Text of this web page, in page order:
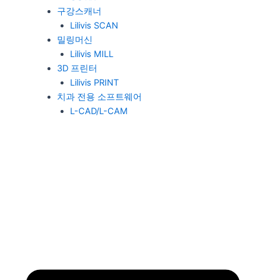
구강스캐너
Lilivis SCAN
밀링머신
Lilivis MILL
3D 프린터
Lilivis PRINT
치과 전용 소프트웨어
L-CAD/L-CAM